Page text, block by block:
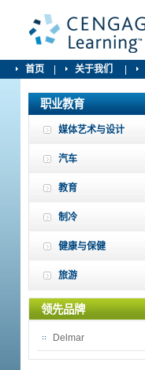
首页 关于我们
职业教育
媒体艺术与设计
汽车
教育
制冷
健康与保健
旅游
领先品牌
Delmar